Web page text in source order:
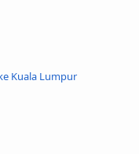
Kuala Lumpur